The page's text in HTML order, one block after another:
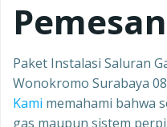
Paket Instalasi Saluran
Wonokromo Surabaya
Kami memahami bahwa
gas maupun sistem